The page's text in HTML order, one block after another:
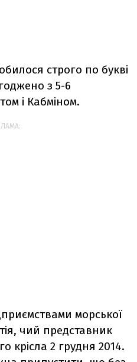
строго по букві
з 5-6
і Кабміном.
морської
чий представник
крісла 2 грудня 2014.